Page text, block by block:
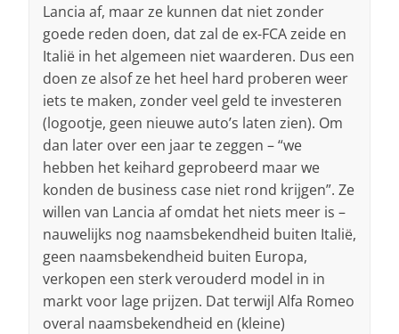
Lancia af, maar ze kunnen dat niet zonder
goede reden doen, dat zal de ex-FCA zeide en
Italië in het algemeen niet waarderen. Dus een
doen ze alsof ze het heel hard proberen weer
iets te maken, zonder veel geld te investeren
(logootje, geen nieuwe auto’s laten zien). Om
dan later over een jaar te zeggen – “we
hebben het keihard geprobeerd maar we
konden de business case niet rond krijgen”. Ze
willen van Lancia af omdat het niets meer is –
nauwelijks nog naamsbekendheid buiten Italië,
geen naamsbekendheid buiten Europa,
verkopen een sterk verouderd model in in
markt voor lage prijzen. Dat terwijl Alfa Romeo
overal naamsbekendheid en (kleine)